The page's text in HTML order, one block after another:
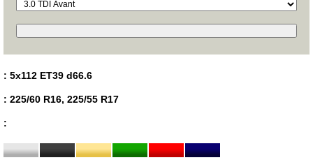
: 5x112 ET39 d66.6
: 225/60 R16, 225/55 R17
: